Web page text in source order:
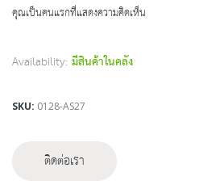
คุณเป็นคนแรกที่แสดงความคิดเห็น
Availability: มีสินค้าในคลัง
SKU 0128-AS27
ติดต่อเรา